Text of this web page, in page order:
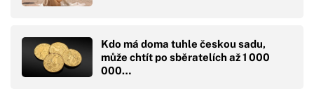
Kdo má doma tuhle českou sadu,
může chtít po sběratelích až 1 000
000…